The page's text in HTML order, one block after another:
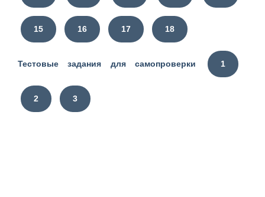
15 16 17 18
Тестовые задания для самопроверки 1
2 3